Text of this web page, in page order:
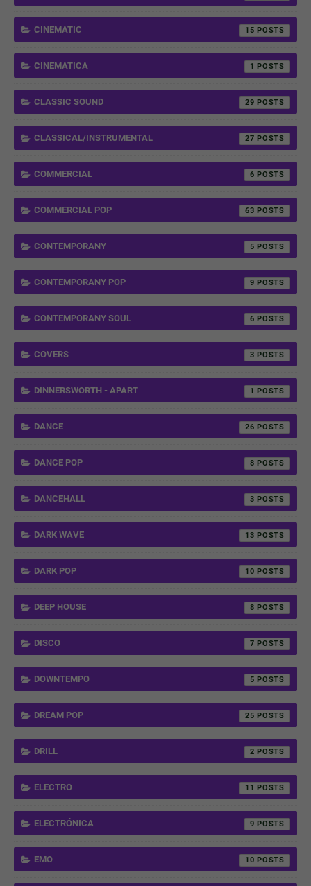
CINEMATIC 15
CINEMATICA 1
CLASSIC SOUND 29
CLASSICAL/INSTRUMENTAL 27
COMMERCIAL 6
COMMERCIAL POP 63
CONTEMPORANY 5
CONTEMPORANY POP 9
CONTEMPORANY SOUL 6
COVERS 3
DINNERSWORTH - APART 1
DANCE 26
DANCE POP 8
DANCEHALL 3
DARK WAVE 13
DARK POP 10
DEEP HOUSE 8
DISCO 7
DOWNTEMPO 5
DREAM POP 25
DRILL 2
ELECTRO 11
ELECTRÓNICA 9
EMO 10